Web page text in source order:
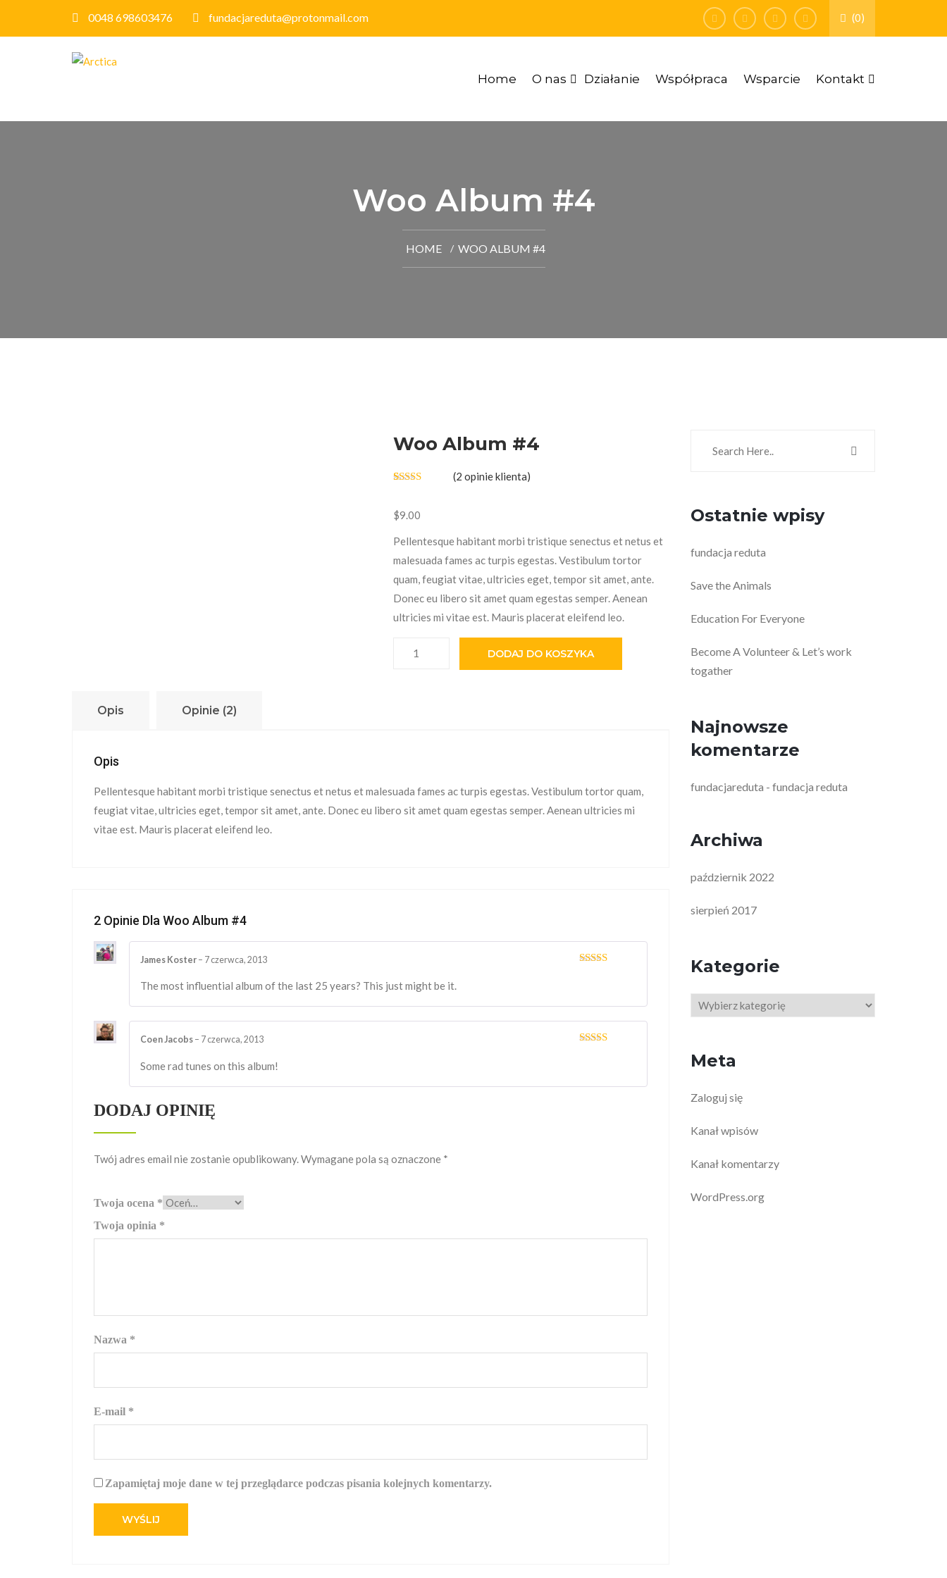
0048 698603476 fundacjareduta@protonmail.com (0)
Home O nas Działanie Współpraca Wsparcie Kontakt
Woo Album #4
HOME WOO ALBUM #4
Woo Album #4
podstawie
ocen
(2 opinie klienta)
$9.00
Pellentesque habitant morbi tristique senectus et netus et
malesuada fames ac turpis egestas. Vestibulum tortor
quam, feugiat vitae, ultricies eget, tempor sit amet, ante.
Donec eu libero sit amet quam egestas semper. Aenean
ultricies mi vitae est. Mauris placerat eleifend leo.
DODAJ DO KOSZYKA
Opis Opinie (2)
Opis
Pellentesque habitant morbi tristique senectus et netus et malesuada fames ac turpis egestas. Vestibulum tortor quam,
feugiat vitae, ultricies eget, tempor sit amet, ante. Donec eu libero sit amet quam egestas semper. Aenean ultricies mi
vitae est. Mauris placerat eleifend leo.
2 Opinie Dla Woo Album #4
James Koster – 7 czerwca, 2013
The most influential album of the last 25 years? This just might be it.
Coen Jacobs – 7 czerwca, 2013
Some rad tunes on this album!
DODAJ OPINIĘ
Twój adres email nie zostanie opublikowany.Wymagane pola są oznaczone *
Twoja ocena *
Twoja opinia *
Nazwa *
E-mail *
Zapamiętaj moje dane w tej przeglądarce podczas pisania kolejnych komentarzy.
Ostatnie wpisy
fundacja reduta
Save the Animals
Education For Everyone
Become A Volunteer & Let’s work
togather
Najnowsze
komentarze
fundacjareduta - fundacja reduta
Archiwa
październik 2022
sierpień 2017
Kategorie
Kategorie
Meta
Zaloguj się
Kanał wpisów
Kanał komentarzy
WordPress.org